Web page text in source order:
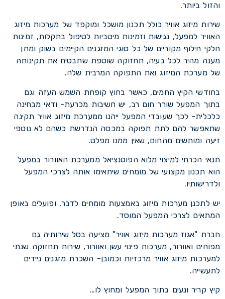
והזול ביותר.
שירות מיזוג אוויר כולל תכנון מושכל ומוקפד של מערכות מיזוג
האוויר למפעל, נגישות וזמינות מיטביות לטיפול בתקלות, זמינות
חלקי חילוף מקוריים של כל סוגי המזגנים הקיימים בשוק ומתן
מענה מהיר לכל בעיה, תחזוקה שוטפת שתבטיח את תקינותה
של מערכת המיזוג ואת התפוקה המרבית שלה.
בחודשי הקיץ החמים, כאשר בחוץ קופחת השמש העזה וגם
בתוך המפעל שורר חום רב, יש חשיבות מכרעת- ודאי מבחינה
כלכלית- לכך שעובדי המפעל ייהנו ממערכת מיזוג אוויר תקינה
שתאפשר להם לתת תפוקה במכסה הנדרשת כשהם לא נוטפי
זיעה ומותשים מהחום, שאין ממנו מפלט.
תנאי הכרחי למיצוי מלוא הפוטנציאל ממערכת האוורור במפעל
הוא תכנון מקצועי של מומחים שיתאימו אותה לצרכי המפעל
ולדרישותיו.
יש לתכנן מערכות מיזוג באמצעות מומחים לדבר, ופועלים באופן
המתאים לצרכי המפעל המוסד.
חברת "אגוז מערכות מיזוג אוויר" מציעה בסל שירותיה גם
מפוחים ואוורור, מערכות פינוי עשן ואוורור, שירות תחזוקה שנתי
למערכות מיזוג אוויר מרכזיות וכמובן- השכרת מזגנים ניידים
לתעשייה.
קיץ קריר ונעים בתוך המפעל ומחוץ לו…